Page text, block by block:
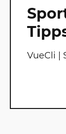
VueCli |